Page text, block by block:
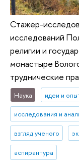
Стажер-
исследований
религии и
монастыре
труднические
Наука идеи и
исследования и
взгляд ученого
аспирантура